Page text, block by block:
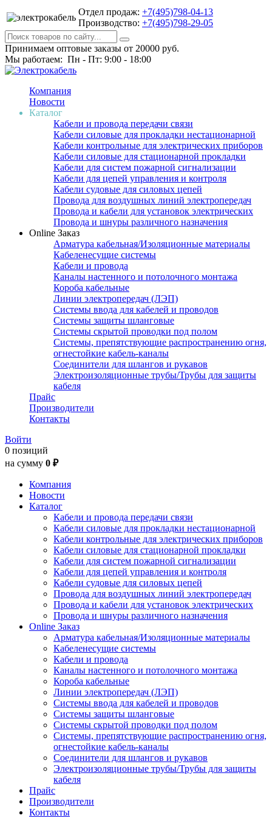
Отдел продаж: +7(495)798-04-13
Производство: +7(495)798-29-05
Принимаем оптовые заказы от 20000 руб.
Мы работаем: Пн - Пт: 9:00 - 18:00
Компания
Новости
Каталог
Кабели и провода передачи связи
Кабели силовые для прокладки нестационарной
Кабели контрольные для электрических приборов
Кабели силовые для стационарной прокладки
Кабели для систем пожарной сигнализации
Кабели для цепей управления и контроля
Кабели судовые для силовых цепей
Провода для воздушных линий электропередач
Провода и кабели для установок электрических
Провода и шнуры различного назначения
Online Заказ
Арматура кабельная/Изоляционные материалы
Кабеленесущие системы
Кабели и провода
Каналы настенного и потолочного монтажа
Короба кабельные
Линии электропередач (ЛЭП)
Системы ввода для кабелей и проводов
Системы защиты шланговые
Системы скрытой проводки под полом
Системы, препятствующие распространению огня,
огнестойкие кабель-каналы
Соединители для шлангов и рукавов
Электроизоляционные трубы/Трубы для защиты
кабеля
Прайс
Производители
Контакты
Войти
0 позиций
на сумму 0 ₽
Компания
Новости
Каталог
Кабели и провода передачи связи
Кабели силовые для прокладки нестационарной
Кабели контрольные для электрических приборов
Кабели силовые для стационарной прокладки
Кабели для систем пожарной сигнализации
Кабели для цепей управления и контроля
Кабели судовые для силовых цепей
Провода для воздушных линий электропередач
Провода и кабели для установок электрических
Провода и шнуры различного назначения
Online Заказ
Арматура кабельная/Изоляционные материалы
Кабеленесущие системы
Кабели и провода
Каналы настенного и потолочного монтажа
Короба кабельные
Линии электропередач (ЛЭП)
Системы ввода для кабелей и проводов
Системы защиты шланговые
Системы скрытой проводки под полом
Системы, препятствующие распространению огня,
огнестойкие кабель-каналы
Соединители для шлангов и рукавов
Электроизоляционные трубы/Трубы для защиты
кабеля
Прайс
Производители
Контакты